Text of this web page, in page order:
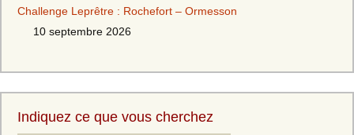
Challenge Leprêtre : Rochefort – Ormesson
10 septembre 2026
Indiquez ce que vous cherchez